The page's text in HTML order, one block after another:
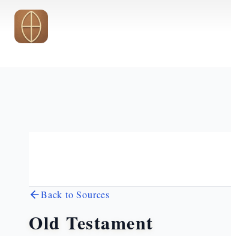
Skip to main content
Back to Sources
Old Testament